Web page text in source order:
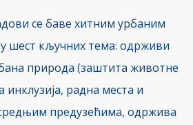
се баве хитним урбаним
шест кључних тема: одрживи
природа (заштита животне
инклузија, радна места и
предузећима, одржива